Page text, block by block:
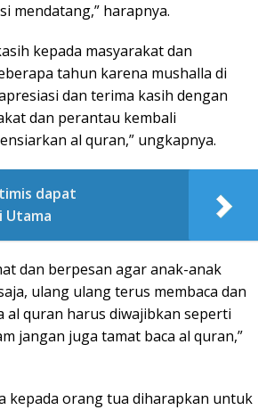
mendatang,” harapnya.
kepada masyarakat dan
tahun karena mushalla di
dan terima kasih dengan
dan perantau kembali
al quran,” ungkapnya.
dapat
Utama
dan berpesan agar anak-anak
ulang ulang terus membaca dan
al quran harus diwajibkan seperti
jangan juga tamat baca al quran,”
kepada orang tua diharapkan untuk